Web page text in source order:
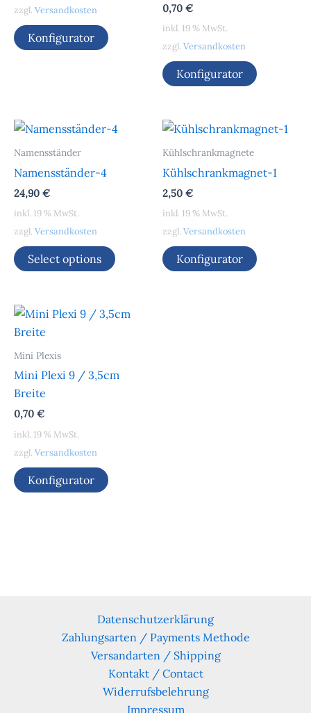
zzgl. Versandkosten
Konfigurator
0,70 €
inkl. 19 % MwSt.
zzgl. Versandkosten
Konfigurator
Namensständer
Namensständer-4
24,90 €
inkl. 19 % MwSt.
zzgl. Versandkosten
Select options
Kühlschrankmagnete
Kühlschrankmagnet-1
2,50 €
inkl. 19 % MwSt.
zzgl. Versandkosten
Konfigurator
Mini Plexis
Mini Plexi 9 / 3,5cm
Breite
0,70 €
inkl. 19 % MwSt.
zzgl. Versandkosten
Konfigurator
Datenschutzerklärung
Zahlungsarten / Payments Methode
Versandarten / Shipping
Kontakt / Contact
Widerrufsbelehrung
Impressum